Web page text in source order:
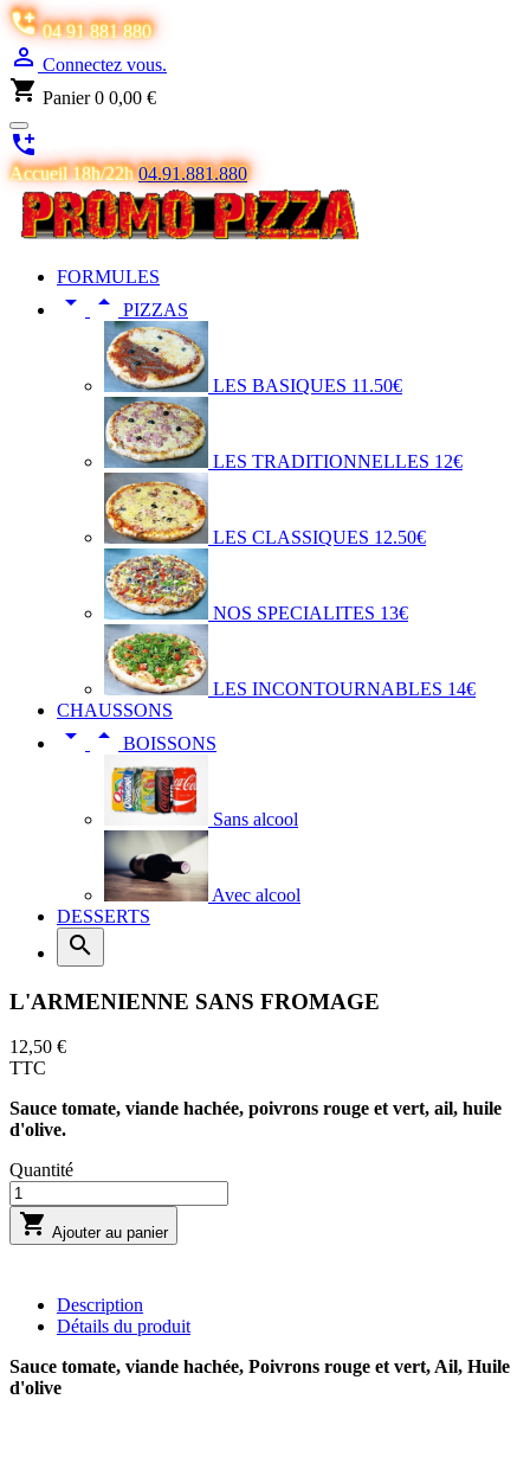
04 91 881 880
 Connectez vous.
shopping_cart Panier 0 0,00 €

Accueil 18h/22h04.91.881.880
FORMULES
  PIZZAS
LES BASIQUES 11.50€
LES TRADITIONNELLES 12€
LES CLASSIQUES 12.50€
NOS SPECIALITES 13€
LES INCONTOURNABLES 14€
CHAUSSONS
  BOISSONS
Sans alcool
Avec alcool
DESSERTS

L'ARMENIENNE SANS FROMAGE
12,50 €
TTC
Sauce tomate, viande hachée, poivrons rouge et vert, ail, huile
d'olive.
Quantité
 Ajouter au panier
Description
Détails du produit
Sauce tomate, viande hachée, Poivrons rouge et vert, Ail, Huile
d'olive